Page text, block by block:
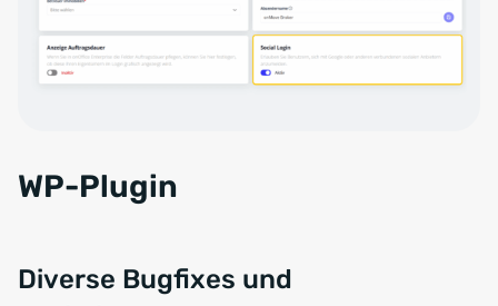
WP-Plugin
Diverse Bugfixes und